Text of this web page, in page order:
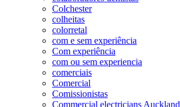
Colchester
colheitas
colorretal
com e sem experiência
Com experiência
com ou sem experiencia
comerciais
Comercial
Comissionistas
Commercial electricians Auckland